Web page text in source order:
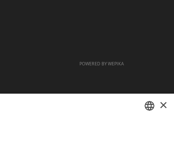
POWERED BYWEPIKA
×